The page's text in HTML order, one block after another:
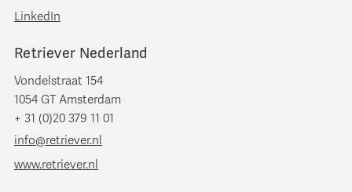
LinkedIn
Retriever Nederland
Vondelstraat 154
1054 GT Amsterdam
+ 31 (0)20 379 11 01
info@retriever.nl
www.retriever.nl